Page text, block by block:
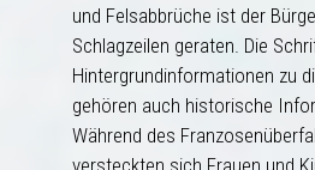
und Felsabbrüche ist der
Schlagzeilen geraten. Die
Hintergrundinformationen zu
gehören auch historische
Während des